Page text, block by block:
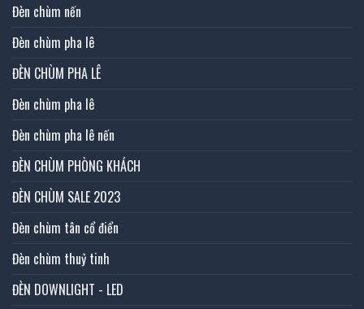
Đèn chùm nến
Đèn chùm pha lê
ĐÈN CHÙM PHA LÊ
Đèn chùm pha lê
Đèn chùm pha lê nến
ĐÈN CHÙM PHÒNG KHÁCH
ĐÈN CHÙM SALE 2023
Đèn chùm tân cổ điển
Đèn chùm thuỷ tinh
ĐÈN DOWNLIGHT - LED